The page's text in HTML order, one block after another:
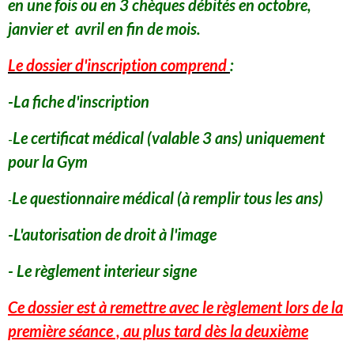
en une fois ou en 3 chèques débités en octobre,
janvier et avril en fin de mois.
Le dossier d'inscription comprend:
-La fiche d'inscription
-Le certificat médical (valable 3 ans) uniquement
pour la Gym
-Le questionnaire médical (à remplir tous les ans)
-L'autorisation de droit à l'image
- Le règlement interieur signe
Ce dossier est à remettre avec le règlement lors de la
première séance , au plus tard dès la deuxième